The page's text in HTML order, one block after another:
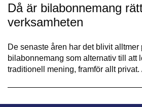
Då är bilabonnemang
verksamheten
De senaste åren har det blivit alltmer
bilabonnemang som alternativ till att
traditionell mening, framför allt